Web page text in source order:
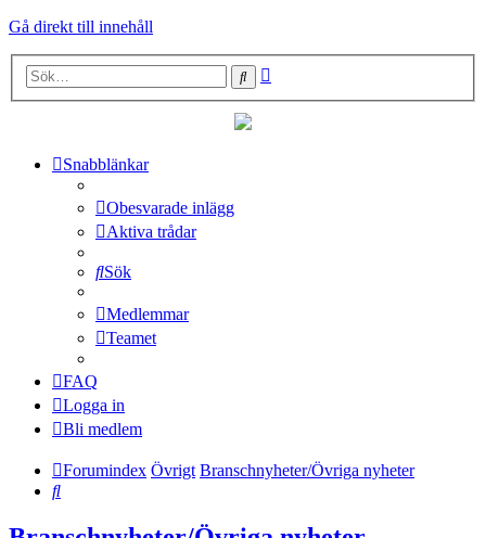
Gå direkt till innehåll
Sök
Snabblänkar
Obesvarade inlägg
Aktiva trådar
Sök
Medlemmar
Teamet
FAQ
Logga in
Bli medlem
Forumindex Övrigt Branschnyheter/Övriga nyheter
Sök